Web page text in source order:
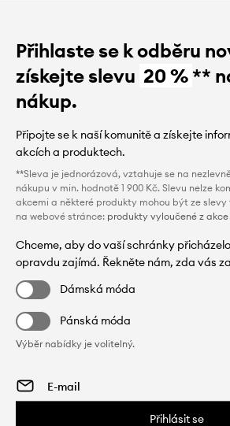
Přihlaste se k odběru
získejte slevu 20 %**
nákup.
Připojte se k naší komunitě a získejte
akcích a produktech.
**Sleva je jednorázová, vztahuje se na
nákupu v min. hodnotě 1 900 Kč. Slevu nelze
akcemi a některé produkty mohou být ze slevy
na webové stránce: produkty vyloučené z akce
Chceme, aby do vaší schránky
opravdu zajímá. Řekněte nám, zda vás
Dámská móda
Pánská móda
Výběr nabídky je volitelný.
Přihlásit se